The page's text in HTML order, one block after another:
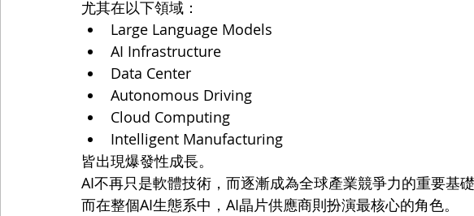
尤其在以下領域：
Large Language Models
AI Infrastructure
Data Center
Autonomous Driving
Cloud Computing
Intelligent Manufacturing
皆出現爆發性成長。
AI不再只是軟體技術，而逐漸成為全球產業競爭力的重要基礎
而在整個AI生態系中，AI晶片供應商則扮演最核心的角色。